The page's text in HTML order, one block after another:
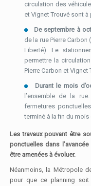
circulation des
et Vignet Trouvé sont
De septembre à
de la rue Pierre
Liberté). Le
permettre la
Pierre Carbon et
Durant le mois
l’ensemble de la
fermetures
terminé à la fin du mois
Les travaux pouvant être
ponctuelles dans
être amenées à évoluer.
Néanmoins, la Métropole
pour que ce planning soit